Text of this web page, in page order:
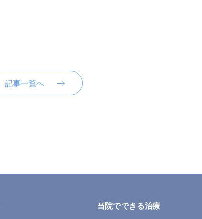
記事一覧へ
当院でできる治療